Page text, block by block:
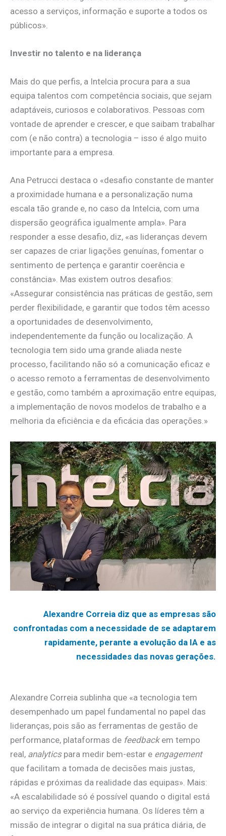
acesso a serviços, informação e suporte a todos os
públicos».
Investir no talento e na liderança
Mais do que perfis, a Intelcia procura para a sua
equipa talentos com competência sociais, que sejam
adaptáveis, curiosos e colaborativos. Pessoas com
vontade de aprender e crescer, e que saibam trabalhar
com (e não contra) a tecnologia – isso é algo muito
importante para a empresa.
Ana Petrucci destaca o «desafio constante de manter
a proximidade humana e a personalização numa
escala tão grande e, no caso da Intelcia, com uma
dispersão geográfica igualmente ampla». Para
responder a esse desafio, diz, «as lideranças devem
ser capazes de criar ligações genuínas, fomentar o
sentimento de pertença e garantir coerência e
constância». Mas existem outros desafios:
«Assegurar consistência nas práticas de gestão, sem
perder flexibilidade, e garantir que todos têm acesso
a oportunidades de desenvolvimento,
independentemente da função ou localização. A
tecnologia tem sido uma grande aliada neste
processo, facilitando não só a comunicação eficaz e
o acesso remoto a ferramentas de desenvolvimento
e gestão, como também a aproximação entre equipas,
a implementação de novos modelos de trabalho e a
melhoria da eficiência e da eficácia das operações.»
Alexandre Correia diz que as empresas são
confrontadas com a necessidade de se adaptarem
rapidamente, perante a evolução da IA e as
necessidades das novas gerações.
Alexandre Correia sublinha que «a tecnologia tem
desempenhado um papel fundamental no papel das
lideranças, pois são as ferramentas de gestão de
performance, plataformas de feedbackem tempo
real, analyticspara medir bem-estar e engagement
que facilitam a tomada de decisões mais justas,
rápidas e próximas da realidade das equipas». Mais:
«A escalabilidade só é possível quando o digital está
ao serviço da experiência humana. Os líderes têm a
missão de integrar o digital na sua prática diária, de